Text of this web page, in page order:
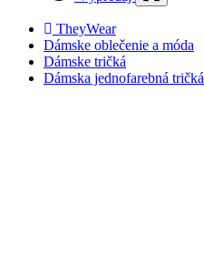
TheyWear
Dámske oblečenie a móda
Dámske tričká
Dámska jednofarebná tričká